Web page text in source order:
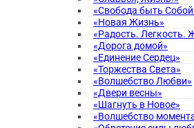
«Свобода быть
«Новая Жизнь»
«Радость. Легкость.
«Дорога домой»
«Единение Сердец»
«Торжества Света»
«Волшебство Любви»
«Двери весны»
«Шагнуть в Новое»
«Волшебство